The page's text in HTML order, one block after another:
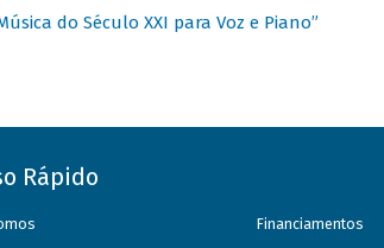
do Século XXI para Voz e Piano”
Rápido
Financiamentos